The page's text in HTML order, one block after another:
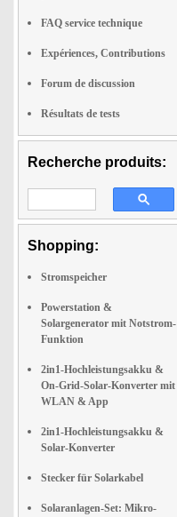
FAQ service technique
Expériences, Contributions
Forum de discussion
Résultats de tests
Recherche produits:
Shopping:
Stromspeicher
Powerstation &
Solargenerator mit Notstrom-
Funktion
2in1-Hochleistungsakku &
On-Grid-Solar-Konverter mit
WLAN & App
2in1-Hochleistungsakku &
Solar-Konverter
Stecker für Solarkabel
Solaranlagen-Set: Mikro-